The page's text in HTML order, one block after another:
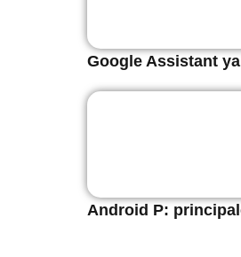
Google Assistant
Android P: